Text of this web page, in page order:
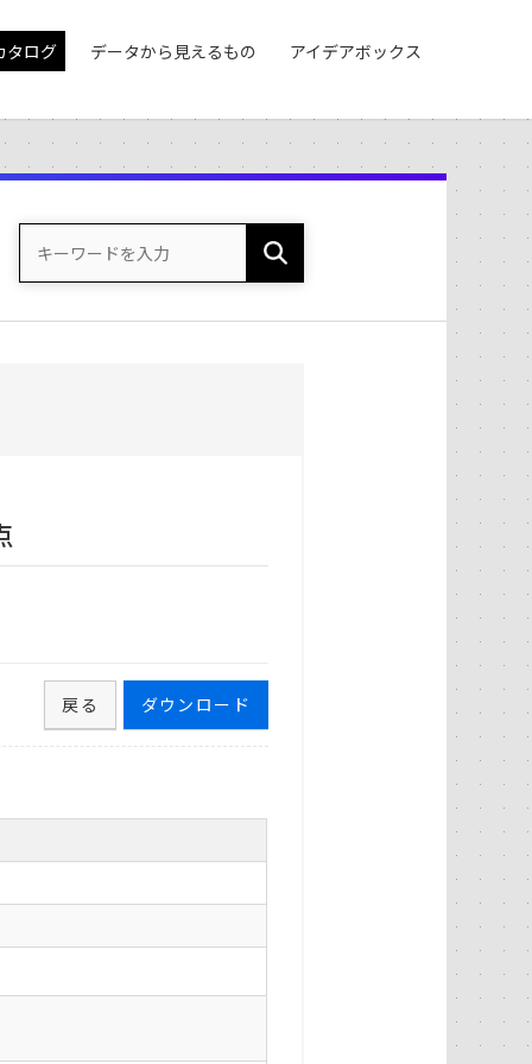
タログ データから見えるもの アイデアボックス
ダウンロード
戻る